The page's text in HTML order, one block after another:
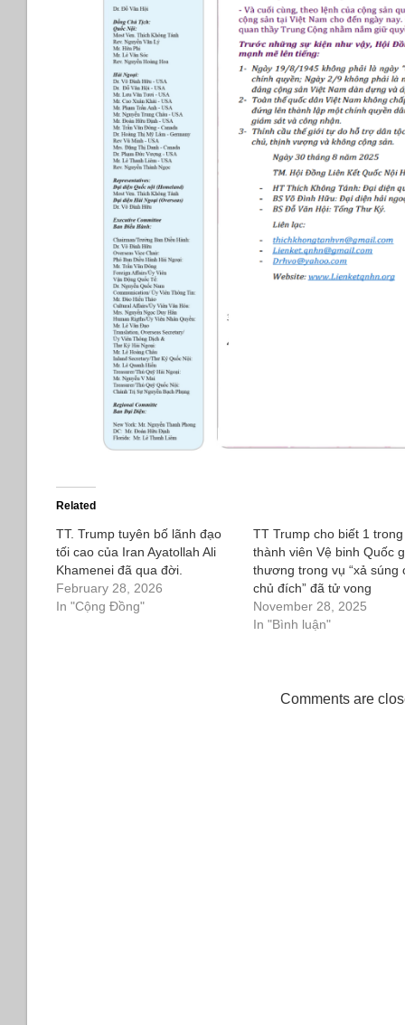
Related
TT. Trump tuyên bố lãnh đạo
tối cao của Iran Ayatollah Ali
Khamenei đã qua đời.
February 28, 2026
In "Cộng Đồng"
TT Trump cho biết 1
thành viên Vệ binh Quốc
thương trong vụ “xả súng
chủ đích” đã tử vong
November 28, 2025
In "Bình luận"
Comments are